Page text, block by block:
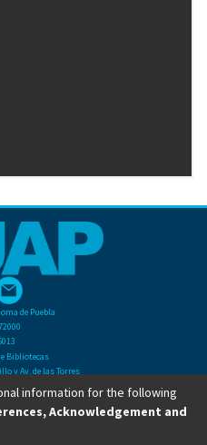
de Puebla
Bibliotecas
y Av. de las Torres
Col. San Manuel
Ext 2901
information for the following
Acknowledgement and